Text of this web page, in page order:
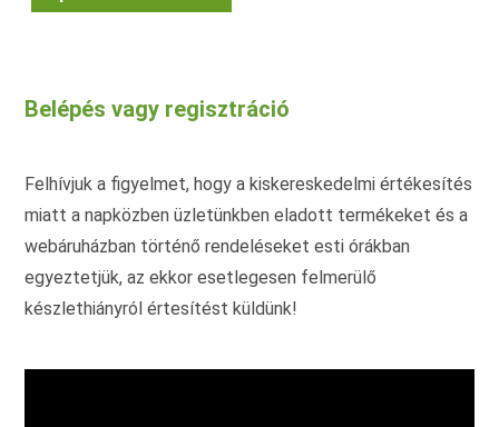
terméknek
a
termékoldalon
Belépés vagy regisztráció
Felhívjuk a figyelmet, hogy a kiskereskedelmi értékesítés
miatt a napközben üzletünkben eladott termékeket és a
webáruházban történő rendeléseket esti órákban
egyeztetjük, az ekkor esetlegesen felmerülő
készlethiányról értesítést küldünk!